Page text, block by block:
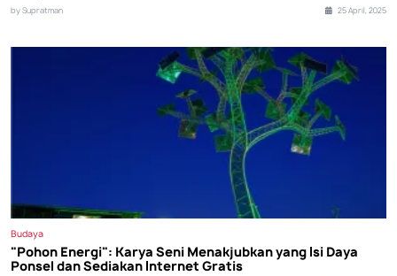
by Supratman 25 April, 2025
Budaya
"Pohon Energi": Karya Seni Menakjubkan yang Isi Daya
Ponsel dan Sediakan Internet Gratis